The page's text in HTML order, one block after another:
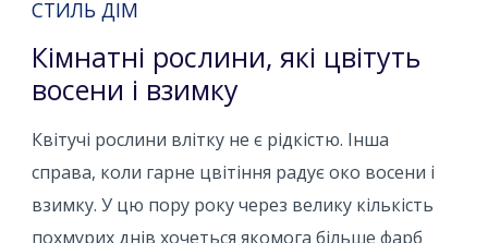
СТИЛЬ ДІМ
Кімнатні рослини, які цвітуть
восени і взимку
Квітучі рослини влітку не є рідкістю. Інша
справа, коли гарне цвітіння радує око восени і
взимку. У цю пору року через велику кількість
похмурих днів хочеться якомога більше фарб